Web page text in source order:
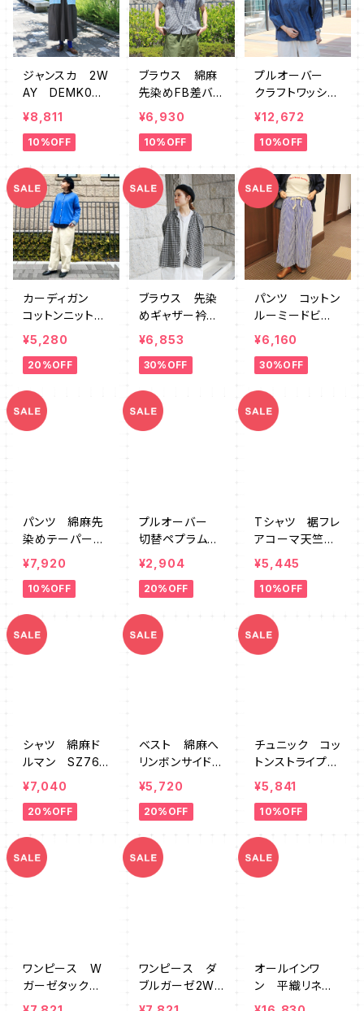
ジャンスカ 2W
AY DEMK007
2GY
¥8,811
10%OFF
ブラウス 綿麻
先染めFB差バッ
クギャザー SZ
764239
¥6,930
10%OFF
プルオーバー
クラフトワッシャ
ーセーラー衿
HDMK0003
¥12,672
10%OFF
カーディガン
コットンニットC/
Nワイド SZ76
1206BL
¥5,280
20%OFF
ブラウス 先染
めギャザー衿
SZ764629
¥6,853
30%OFF
パンツ コットン
ルーミードビー
ストライプ SZ
761250
¥6,160
30%OFF
パンツ 綿麻先
染めテーパー
ド SZ764611
¥7,920
10%OFF
プルオーバー
切替ペプラム
AUMK0020
¥2,904
20%OFF
Tシャツ 裾フレ
アコーマ天竺M
M SZ764628
¥5,445
10%OFF
シャツ 綿麻ド
ルマン SZ764
637GN
¥7,040
20%OFF
ベスト 綿麻へ
リンボンサイドギ
ャザー SZ761
252BW
¥5,720
20%OFF
チュニック コッ
トンストライプ
AUMK0018
¥5,841
10%OFF
ワンピース W
ガーゼタック
DEMK0069
ワンピース ダ
ブルガーゼ2WA
Y前開き DEM
オールインワ
ン 平織リネン
パフスリーブ S